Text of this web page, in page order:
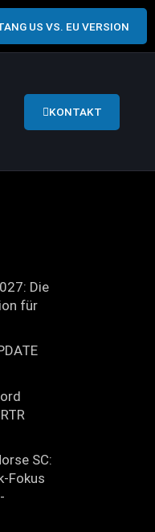
US VS. EU VERSION
KONTAKT
Die
für
SC:
Fokus